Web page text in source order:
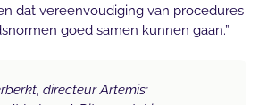
dat vereenvoudiging van procedures
goed samen kunnen gaan.”
directeur Artemis: